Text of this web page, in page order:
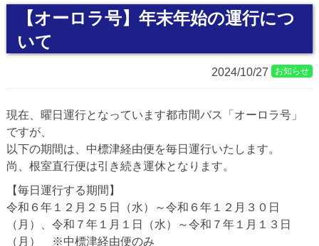
【オーロラ号】年末年始の運行につ
いて
2024/10/27 お知らせ
現在、曜日運行となっています都市間バス「オーロラ号」
ですが、
以下の期間は、中標津経由便を毎日運行いたします。
尚、根室直行便は引き続き運休となります。
【毎日運行する期間】
令和６年１２月２５日（水）～令和６年１２月３０日
（月）、令和７年１月１日（水）～令和７年１月１３日
（月） ※中標津経由便のみ